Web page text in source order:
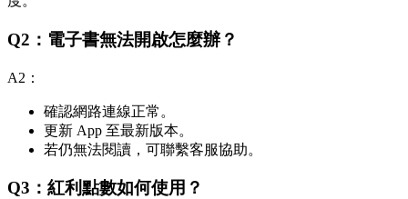
Q2：電子書無法開啟怎麼辦？
A2：
確認網路連線正常。
更新 App 至最新版本。
若仍無法閱讀，可聯繫客服協助。
Q3：紅利點數如何使用？